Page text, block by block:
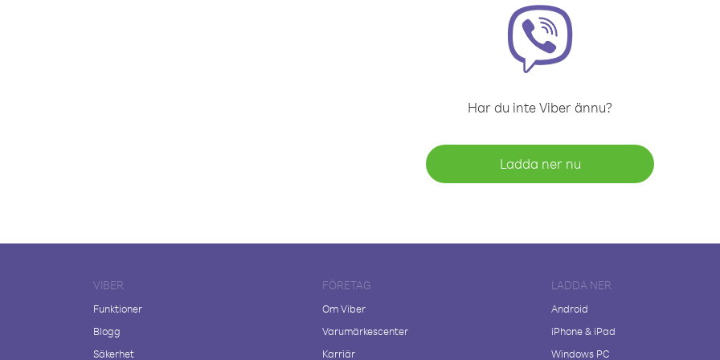
Har du inte Viber ännu?
Ladda ner nu
VIBER
Funktioner
Blogg
Säkerhet
FÖRETAG
Om Viber
Varumärkescenter
Karriär
LADDA NER
Android
iPhone & iPad
Windows PC